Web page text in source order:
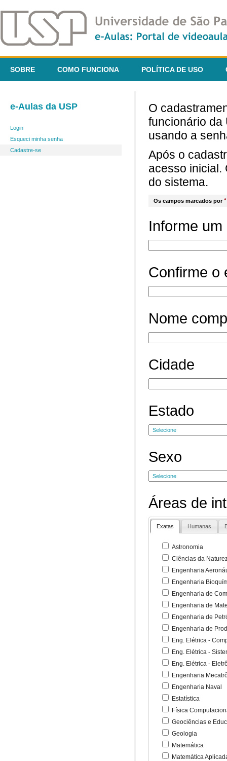
SOBRE COMO FUNCIONA POLÍTICA DE USO
e-Aulas da USP
Login
Esqueci minha senha
Cadastre-se
O
funcionário da
usando a
Após o
acesso inicial.
do sistema.
Os campos marcados por*
Informe
Confirme o
Nome
Cidade
Estado
Sexo
Áreas de
Exatas Humanas
Astronomia
Ciências da
Engenharia
Engenharia
Engenharia de
Engenharia de
Engenharia de
Engenharia de
Eng. Elétrica -
Eng. Elétrica -
Eng. Elétrica -
Engenharia
Engenharia Naval
Estatística
Física
Geociências e
Geologia
Matemática
Matemática